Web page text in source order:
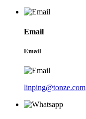
Email
Email
linping@tonze.com